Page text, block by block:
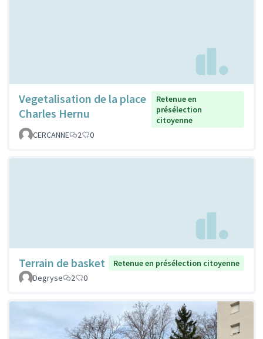
Vegetalisation de la place
Charles Hernu
Retenue en
présélection
citoyenne
CERCANNE
2 0
Terrain de basket
Retenue en présélection citoyenne
Degryse
2 0